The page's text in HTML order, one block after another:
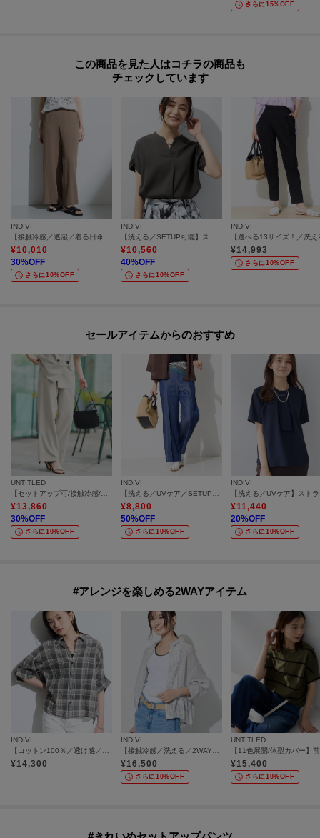
さらに15%OFF
この商品を見た人はコチラの商品も
チェックしています
INDIVI
¥10,010
30%OFF
さらに10%OFF
INDIVI
¥10,560
40%OFF
さらに10%OFF
INDIVI
¥14,993
さらに10%OFF
セールアイテムからのおすすめ
UNTITLED
【セットアップ可/接触冷感/吸水速乾】リラックスワイドパンツ
¥13,860
30%OFF
さらに10%OFF
INDIVI
【洗える／UVケア／SETUP可能】デニムライクワイドパンツ
¥8,800
50%OFF
さらに10%OFF
INDIVI
¥11,440
20%OFF
さらに10%OFF
#アレンジを楽しめる2WAYアイテム
INDIVI
¥14,300
INDIVI
¥16,500
さらに10%OFF
UNTITLED
¥15,400
さらに10%OFF